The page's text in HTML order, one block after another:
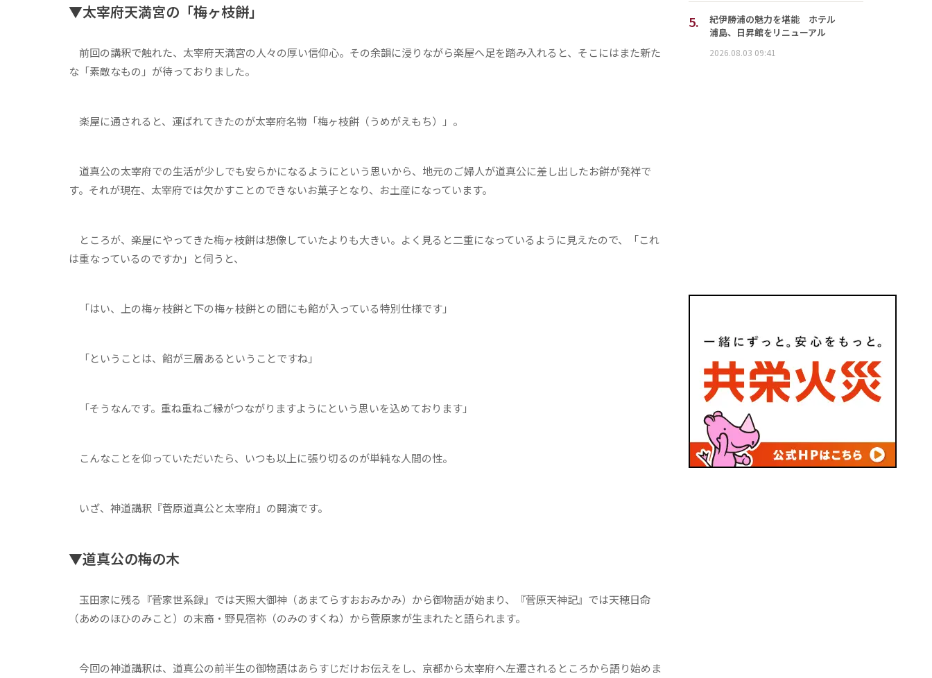
▼太宰府天満宮の「梅ヶ枝餅」
前回の講釈で触れた、太宰府天満宮の人々の厚い信仰心。その余韻に浸りながら楽屋へ足を踏み入れると、そこにはまた新た
な「素敵なもの」が待っておりました。
楽屋に通されると、運ばれてきたのが太宰府名物「梅ヶ枝餅（うめがえもち）」。
道真公の太宰府での生活が少しでも安らかになるようにという思いから、地元のご婦人が道真公に差し出したお餅が発祥で
す。それが現在、太宰府では欠かすことのできないお菓子となり、お土産になっています。
ところが、楽屋にやってきた梅ヶ枝餅は想像していたよりも大きい。よく見ると二重になっているように見えたので、「これ
は重なっているのですか」と伺うと、
「はい、上の梅ヶ枝餅と下の梅ヶ枝餅との間にも餡が入っている特別仕様です」
「ということは、餡が三層あるということですね」
「そうなんです。重ね重ねご縁がつながりますようにという思いを込めております」
こんなことを仰っていただいたら、いつも以上に張り切るのが単純な人間の性。
いざ、神道講釈『菅原道真公と太宰府』の開演です。
▼道真公の梅の木
玉田家に残る『菅家世系録』では天照大御神（あまてらすおおみかみ）から御物語が始まり、『菅原天神記』では天穂日命
（あめのほひのみこと）の末裔・野見宿祢（のみのすくね）から菅原家が生まれたと語られます。
今回の神道講釈は、道真公の前半生の御物語はあらすじだけお伝えをし、京都から太宰府へ左遷されるところから語り始めま
5.
紀伊勝浦の魅力を堪能 ホテル
浦島、日昇館をリニューアル
2026.08.03 09:41